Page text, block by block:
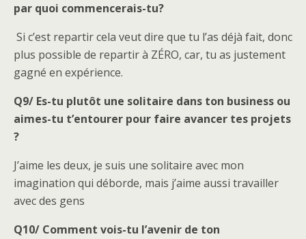
par quoi commencerais-tu?
Si c’est repartir cela veut dire que tu l’as déjà fait, donc
plus possible de repartir à ZÉRO, car, tu as justement
gagné en expérience.
Q9/ Es-tu plutôt une solitaire dans ton business ou
aimes-tu t’entourer pour faire avancer tes projets
?
J’aime les deux, je suis une solitaire avec mon
imagination qui déborde, mais j’aime aussi travailler
avec des gens
Q10/ Comment vois-tu l’avenir de ton